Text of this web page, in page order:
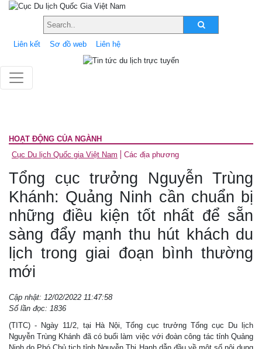
Liên kết Sơ đồ web Liên hệ
HOẠT ĐỘNG CỦA NGÀNH
Cục Du lịch Quốc gia Việt Nam
Các địa phương
Tổng cục trưởng Nguyễn Trùng
Khánh: Quảng Ninh cần chuẩn bị
những điều kiện tốt nhất để sẵn
sàng đẩy mạnh thu hút khách du
lịch trong giai đoạn bình thường
mới
Cập nhật: 12/02/2022 11:47:58
Số lần đọc: 1836
(TITC) - Ngày 11/2, tại Hà Nội, Tổng cục trưởng Tổng cục Du lịch
Nguyễn Trùng Khánh đã có buổi làm việc với đoàn công tác tỉnh Quảng